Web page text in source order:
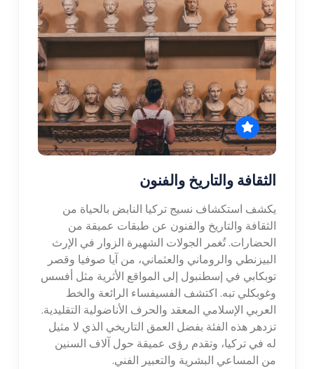
الثقافة والتاريخ والفنون
يكشف استكشاف نسيج تركيا النابض بالحياة من
الثقافة والتاريخ والفنون عن طبقات عميقة من
الحضارات. تُغمر الجولات الشهيرة الزوار في الإرث
البيزنطي والروماني والعثماني، من آيا صوفيا وقصر
توبكابي في إسطنبول إلى المواقع الأثرية مثل أفسس
وغوبكلي تبه. اكتشف الفسيفساء الرائعة والخط
العربي الإسلامي المعقد والحرف الأناضولية التقليدية.
تزدهر هذه الفئة بفضل العمق التاريخي الذي لا مثيل
له في تركيا، وتقدم رؤى عميقة حول آلاف السنين
من المساعي البشرية والتعبير الفني.